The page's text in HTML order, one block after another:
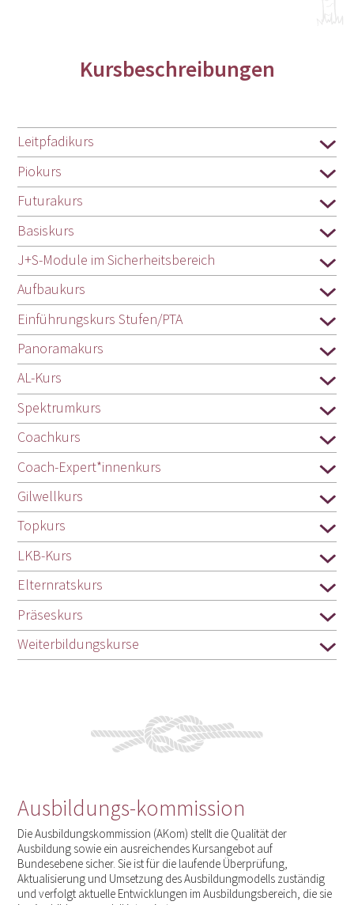
Kursbeschreibungen
Leitpfadikurs
Piokurs
Futurakurs
Basiskurs
J+S-Module im Sicherheitsbereich
Aufbaukurs
Einführungskurs Stufen/PTA
Panoramakurs
AL-Kurs
Spektrumkurs
Coachkurs
Coach-Expert*innenkurs
Gilwellkurs
Topkurs
LKB-Kurs
Elternratskurs
Präseskurs
Weiterbildungskurse
Ausbildungs-kommission
Die Ausbildungskommission (AKom) stellt die Qualität der
Ausbildung sowie ein ausreichendes Kursangebot auf
Bundesebene sicher. Sie ist für die laufende Überprüfung,
Aktualisierung und Umsetzung des Ausbildungmodells zuständig
und verfolgt aktuelle Entwicklungen im Ausbildungsbereich, die sie